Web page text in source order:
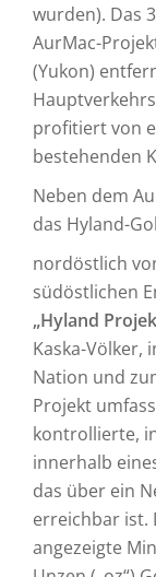
wurden). Das
AurMac-
(Yukon)
profitiert von
bestehenden
Neben dem
das Hyland-
nordöstlich
südöstlichen
„Hyland
Kaska-Völker,
Nation und
Projekt
kontrollierte,
innerhalb
das über ein
erreichbar ist.
angezeigte